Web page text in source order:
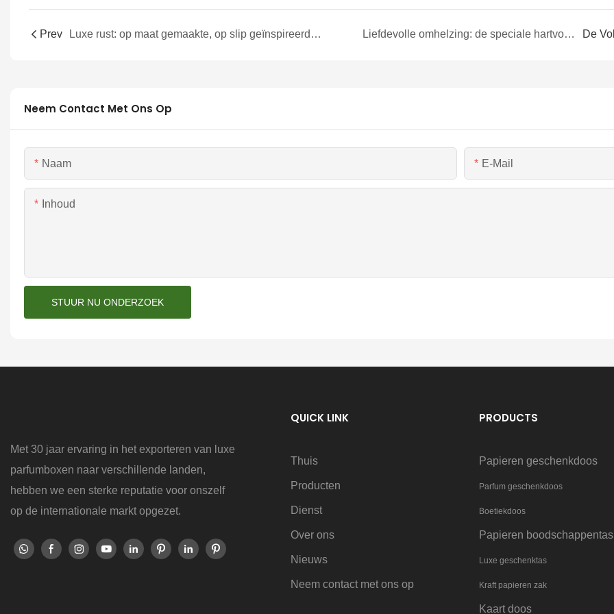
Prev Luxe rust: op maat gemaakte, op slip geïnspireerde kussensloopverpakking Liefdevolle omhelzing: de speciale hartvormige doos voor lingerie De
Neem Contact Met Ons Op
Naam E-Mail
Inhoud
STUUR NU ONDERZOEK
Met 30 jaar ervaring in het exporteren van luxe
parfumboxen naar verschillende landen,
hebben we een sterke reputatie voor onszelf
op de internationale markt opgezet.
QUICK LINK
Thuis
Producten
Dienst
Over ons
Nieuws
Neem contact met ons op
PRODUCTS
Papieren geschenkdoos
Parfum geschenkdoos
Boetiekdoos
Papieren boodschappentas
Luxe geschenktas
Kraft papieren zak
Kaart doos